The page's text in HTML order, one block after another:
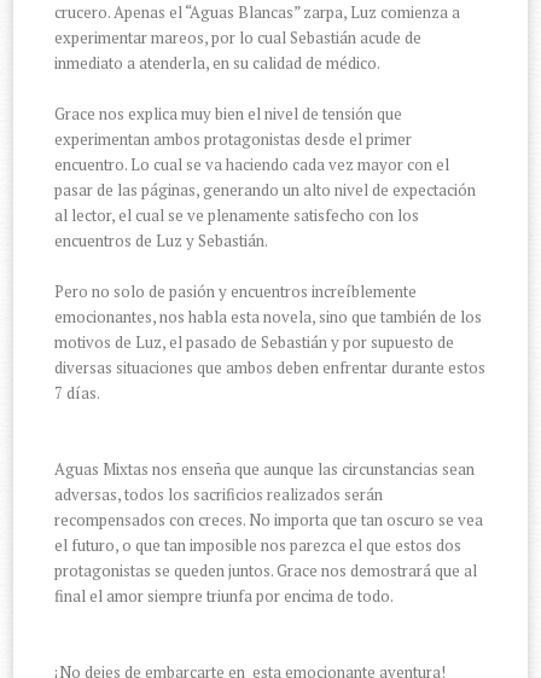
crucero. Apenas el “Aguas Blancas” zarpa, Luz comienza a
experimentar mareos, por lo cual Sebastián acude de
inmediato a atenderla, en su calidad de médico.
Grace nos explica muy bien el nivel de tensión que
experimentan ambos protagonistas desde el primer
encuentro. Lo cual se va haciendo cada vez mayor con el
pasar de las páginas, generando un alto nivel de expectación
al lector, el cual se ve plenamente satisfecho con los
encuentros de Luz y Sebastián.
Pero no solo de pasión y encuentros increíblemente
emocionantes, nos habla esta novela, sino que también de los
motivos de Luz, el pasado de Sebastián y por supuesto de
diversas situaciones que ambos deben enfrentar durante estos
7 días.
Aguas Mixtas nos enseña que aunque las circunstancias sean
adversas, todos los sacrificios realizados serán
recompensados con creces. No importa que tan oscuro se vea
el futuro, o que tan imposible nos parezca el que estos dos
protagonistas se queden juntos. Grace nos demostrará que al
final el amor siempre triunfa por encima de todo.
¡No dejes de embarcarte en esta emocionante aventura!